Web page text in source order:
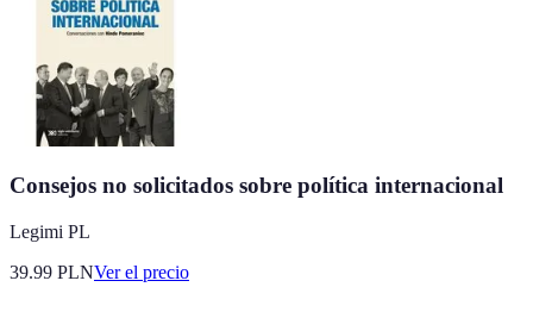
Consejos no solicitados sobre política internacional
Legimi PL
39.99 PLNVer el precio